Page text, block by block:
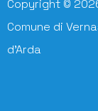
Copyright ©
Comune di
d'Arda